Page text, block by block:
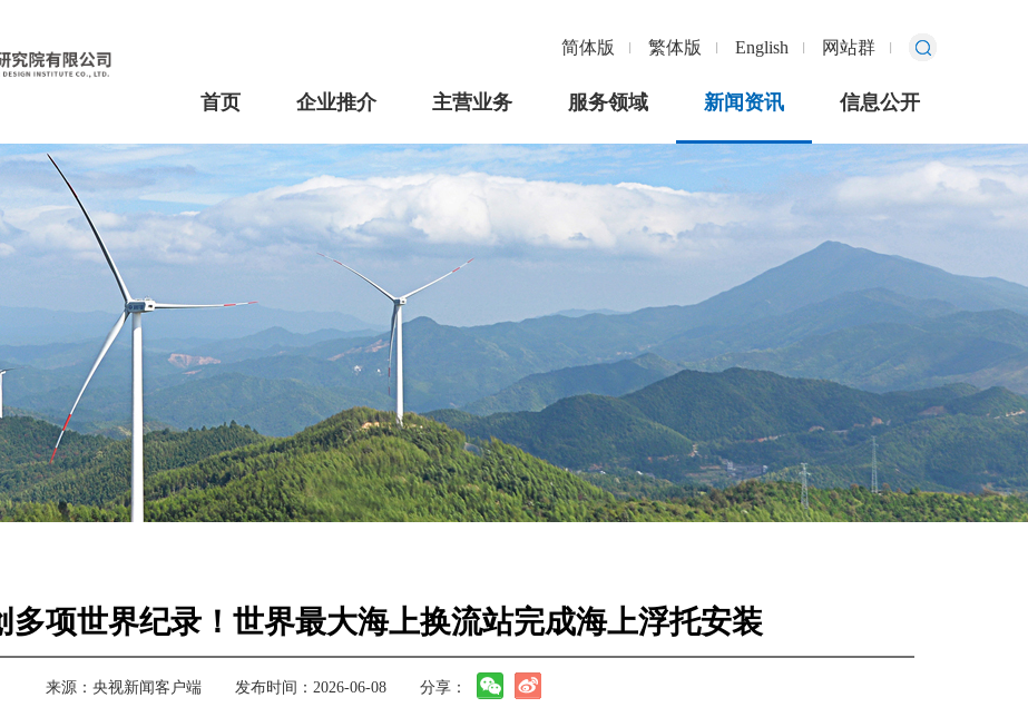
简体版 繁体版 English 网站群
首页 企业推介 主营业务 服务领域 新闻资讯 信息公开
多项世界纪录！世界最大海上换流站完成海上浮托安装
来源： 央视新闻客户端 发布时间：2026-06-08 分享：